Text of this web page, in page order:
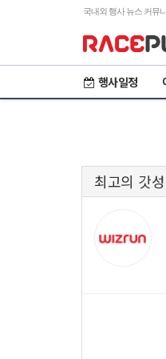
국내외 행사 뉴스 커뮤
행사일정
최고의 갓